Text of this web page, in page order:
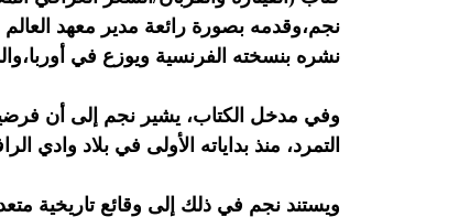
نجم،وقدمه بصورة رائعة مدير معهد العالم
نشره بنسخته الفرنسية ويوزع في أوربا،والذي
وفي مدخل الكتاب، يشير نجم إلى أن
التمرد، منذ بداياته الأولى في بلاد وادي
ويستند نجم في ذلك إلى وقائع تاريخية